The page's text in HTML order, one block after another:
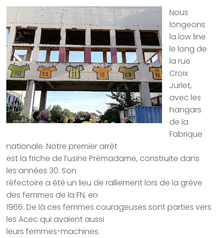
Nous
longeons
la low line
le long de
la rue
Croix
Jurlet,
avec les
hangars
de la
Fabrique
nationale. Notre premier arrêt
est la friche de l’usine Prémadame, construite dans
les années 30. Son
réfectoire a été un lieu de ralliement lors de la grève
des femmes de la FN, en
1966. De là ces femmes courageuses sont parties vers
les Acec qui avaient aussi
leurs femmes-machines.